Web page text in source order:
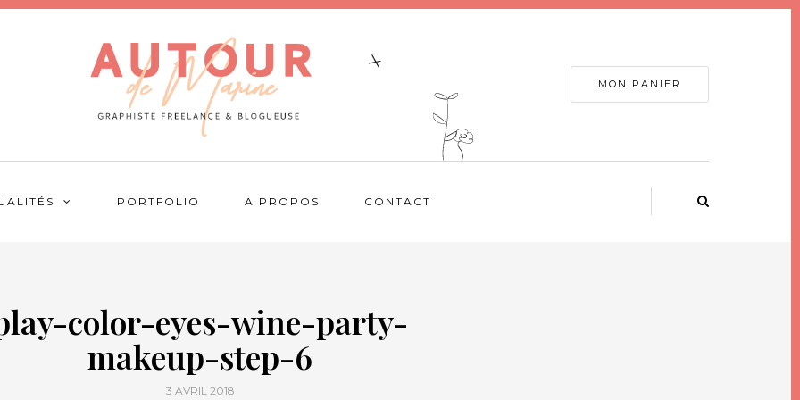
MON PANIER
PORTFOLIO A PROPOS CONTACT
color-eyes-wine-party-
makeup-step-6
3 AVRIL 2018